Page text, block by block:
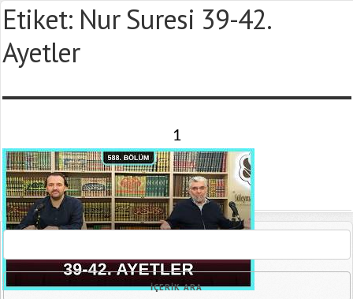
Etiket: Nur Suresi 39-42.
Ayetler
1
Yaşadığınız Hatanın Ayrıntıları
[recaptcha]